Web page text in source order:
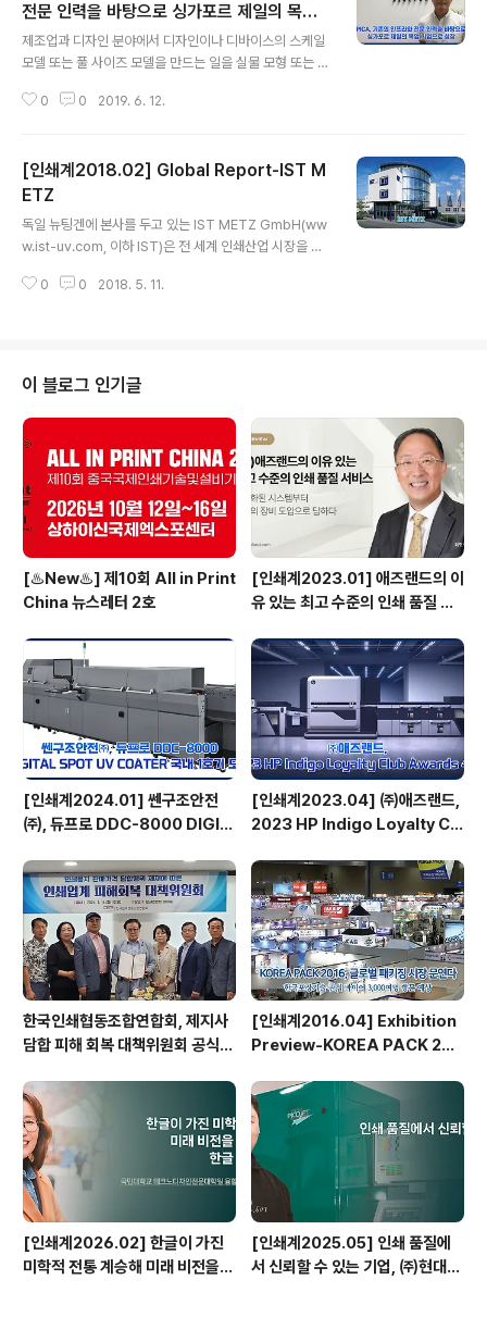
가공식품을 위한 인쇄 서비스를 제공하고 있다. 월드라벨
어워즈를 비롯해 다양한 일본 국내외 경연에서 많은 상을
수상한 세이에이도인쇄는 일본 라벨인쇄업계에서 인쇄 품
도 주목할 만한 인쇄사로 평가받고 있다. 원스톱 맞춤형 서
전문 인력을 바탕으로 싱가포르 제일의 목업
기업으로 성장
제조업과 디자인 분야에서 디자인이나 디바이스의 스케일
모델 또는 풀 사이즈 모델을 만드는 일을 실물 모형 또는 목
자인이나 인쇄 분야에서 ‘목업’은 디자인 평가를 위해, 또
질을 평가하기 위해 목업을 제작하거나 시장 반응을 테스
트 하기 위한 시제품으로 목업 만들고 있는 것이다. 특히나
패키징 분야에 있어 목업은 필수이며, 제작비가 개 당 수 만
원에서 수 백만원을 호가하기도 한다. 그 만큼 아직까지는
블루 오션 시장이며, 실 생산품과 아주 유사하게 제작 할 수
있는 노하우를 갖고 있어야 한다는 의미이기도 하다. 피카
0 0 2019. 6. 12.
[인쇄계2018.02] Global Report-IST M
ETZ
독일 뉴팅겐에 본사를 두고 있는 IST METZ GmbH(ww
w.ist-uv.com, 이하 IST)은 전 세계 인쇄산업 시장을 대
로벌 중견 기업이다. 1977년 게르하르트 메츠(Gerhard
에서 일하고 있다. IST의 UV시스템은 잉크, 니스, 실리콘,
접착제, 수지 및 기타 재료를 단 몇 분만에 경화시킴으로 인
쇄뿐만 아니라 여러 산업 분야에서 효율적으로 적용, 사용
되고 있으며, 고객의 다양한 니즈를 기반으로 하는 맞춤형
기술 솔루션을 생산, 개발하고 있기도 하다. 이..
0 0 2018. 5. 11.
이 블로그 인기글
[♨️New♨️] 제10회 All in Print
China 뉴스레터 2호
[인쇄계2023.01] 애즈랜드의 이
유 있는 최고 수준의 인쇄 품질 서
장비 도입으로 답하다 - ㈜애즈랜
드 최현수 대표이사
[인쇄계2024.01] 쎈구조안전
㈜, 듀프로 DDC-8000 DIGIT
1호기 도입
[인쇄계2023.04] ㈜애즈랜드,
2023 HP Indigo Loyalty Clu
한국인쇄협동조합연합회, 제지사
담합 피해 회복 대책위원회 공식
[인쇄계2016.04] Exhibition
Preview-KOREA PACK 201
[인쇄계2026.02] 한글이 가진
미학적 전통 계승해 미래 비전을
[인쇄계2025.05] 인쇄 품질에
서 신뢰할 수 있는 기업, ㈜현대프